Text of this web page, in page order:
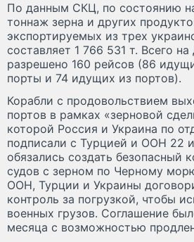
По данным СКЦ, по состоянию
тоннаж зерна и других
экспортируемых из трех
составляет 1 766 531 т. Всего
разрешено 160 рейсов (86
порты и 74 идущих из портов).
Корабли с продовольствием
портов в рамках «зерновой
которой Россия и Украина по
подписали с Турцией и ООН 22
обязались создать безопасный
судов с зерном по Черному
ООН, Турции и Украины
контроль за погрузкой, чтобы
военных грузов. Соглашение
месяца с возможностью